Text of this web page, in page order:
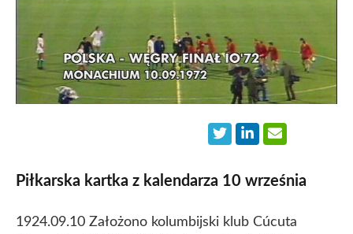
Piłkarska kartka z kalendarza 10 września
1924.09.10 Założono kolumbijski klub Cúcuta